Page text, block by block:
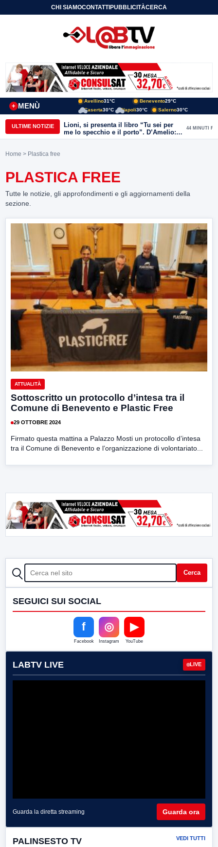
CHI SIAMOCONTATTIPUBBLICITÀCERCA
MENÙ
+
Avellino31°C Benevento29°C
Caserta30°C Napoli30°C Salerno30°C
ULTIME NOTIZIE
Lioni, si presenta il libro “Tu sei per
me lo specchio e il porto”. D’Amelio:
“Gettiamo un seme d’impegno futuro
44 MINUTI FA
Home > Plastica free
PLASTICA FREE
Tutte le notizie, gli approfondimenti e gli aggiornamenti della
sezione.
ATTUALITÀ
Sottoscritto un protocollo d’intesa tra il
Comune di Benevento e Plastic Free
29 OTTOBRE 2024
Firmato questa mattina a Palazzo Mosti un protocollo d’intesa
tra il Comune di Benevento e l’organizzazione di volontariato...
CERCA Cerca
SEGUICI SUI SOCIAL
f
Facebook
◎
Instagram
▶
YouTube
LABTV LIVE LIVE
Guarda la diretta streaming Guarda ora
PALINSESTO TV VEDI TUTTI